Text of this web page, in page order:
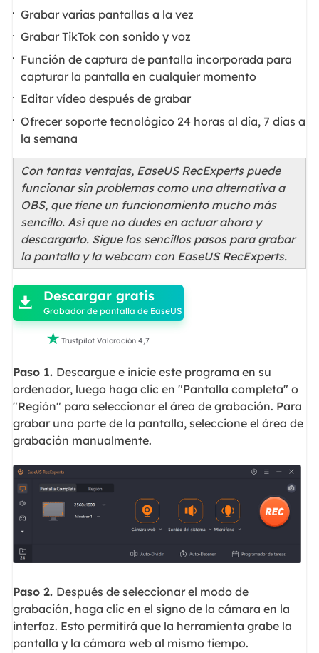
Grabar varias pantallas a la vez
Grabar TikTok con sonido y voz
Función de captura de pantalla incorporada para
capturar la pantalla en cualquier momento
Editar vídeo después de grabar
Ofrecer soporte tecnológico 24 horas al día, 7 días a
la semana
Con tantas ventajas, EaseUS RecExperts puede
funcionar sin problemas como una alternativa a
OBS, que tiene un funcionamiento mucho más
sencillo. Así que no dudes en actuar ahora y
descargarlo. Sigue los sencillos pasos para grabar
la pantalla y la webcam con EaseUS RecExperts.

 Descargar gratis
Grabador de pantalla de EaseUS
 Trustpilot Valoración 4,7
Paso 1. Descargue e inicie este programa en su
ordenador, luego haga clic en "Pantalla completa" o
"Región" para seleccionar el área de grabación. Para
grabar una parte de la pantalla, seleccione el área de
grabación manualmente.
Paso 2. Después de seleccionar el modo de
grabación, haga clic en el signo de la cámara en la
interfaz. Esto permitirá que la herramienta grabe la
pantalla y la cámara web al mismo tiempo.